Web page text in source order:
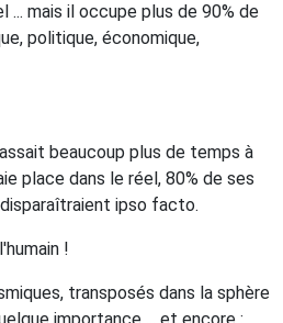
... mais il occupe plus de 90% de
politique, économique,
beaucoup plus de temps à
place dans le réel, 80% de ses
ipso facto.
!
transposés dans la sphère